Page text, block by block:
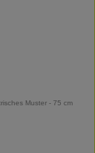
Muster - 75 cm